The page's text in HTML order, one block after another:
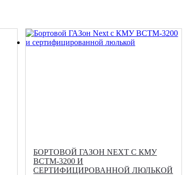
БОРТОВОЙ ГАЗОН NEXT С КМУ
ВСТМ-3200 И
СЕРТИФИЦИРОВАННОЙ ЛЮЛЬКОЙ